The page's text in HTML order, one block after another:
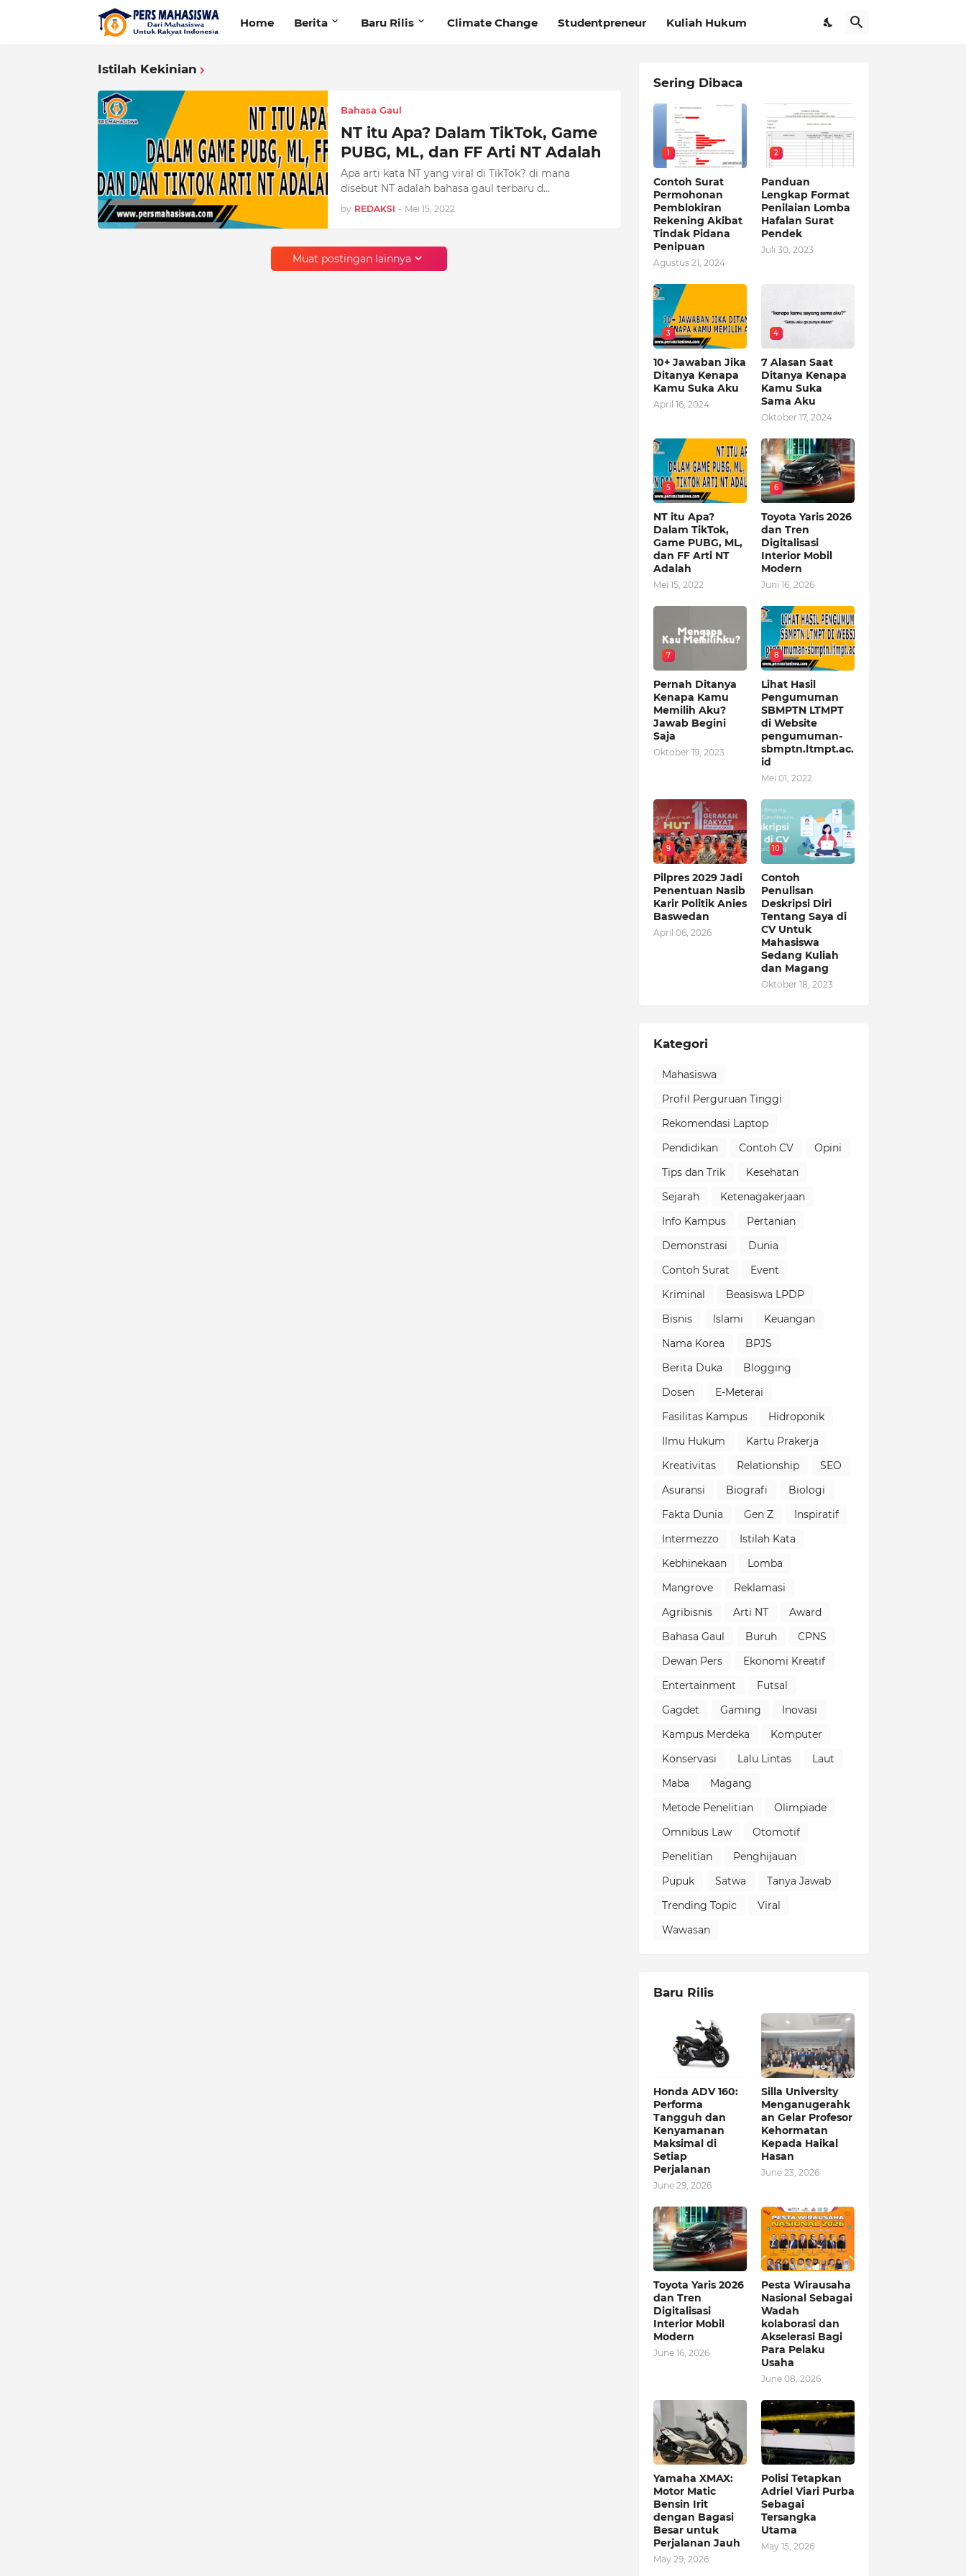
Home Berita Baru Rilis Climate Change Studentpreneur Kuliah Hukum
Istilah Kekinian
Bahasa Gaul
NT itu Apa? Dalam TikTok, Game
PUBG, ML, dan FF Arti NT Adalah
Apa arti kata NT yang viral di TikTok? di mana
disebut NT adalah bahasa gaul terbaru d…
by REDAKSI - Mei 15, 2022
Muat postingan lainnya
Sering Dibaca
1
Contoh Surat
Permohonan
Pemblokiran
Rekening Akibat
Tindak Pidana
Penipuan
Agustus 21, 2024
2
Panduan
Lengkap Format
Penilaian Lomba
Hafalan Surat
Pendek
Juli 30, 2023
3
10+ Jawaban Jika
Ditanya Kenapa
Kamu Suka Aku
April 16, 2024
4
7 Alasan Saat
Ditanya Kenapa
Kamu Suka
Sama Aku
Oktober 17, 2024
5
NT itu Apa?
Dalam TikTok,
Game PUBG, ML,
dan FF Arti NT
Adalah
Mei 15, 2022
6
Toyota Yaris 2026
dan Tren
Digitalisasi
Interior Mobil
Modern
Juni 16, 2026
7
Pernah Ditanya
Kenapa Kamu
Memilih Aku?
Jawab Begini
Saja
Oktober 19, 2023
8
Lihat Hasil
Pengumuman
SBMPTN LTMPT
di Website
pengumuman-
sbmptn.ltmpt.ac.
id
Mei 01, 2022
9
Pilpres 2029 Jadi
Penentuan Nasib
Karir Politik Anies
Baswedan
April 06, 2026
10
Contoh
Penulisan
Deskripsi Diri
Tentang Saya di
CV Untuk
Mahasiswa
Sedang Kuliah
dan Magang
Oktober 18, 2023
Kategori
Mahasiswa
Profil Perguruan Tinggi
Rekomendasi Laptop
Pendidikan
Contoh CV
Opini
Tips dan Trik
Kesehatan
Sejarah
Ketenagakerjaan
Info Kampus
Pertanian
Demonstrasi
Dunia
Contoh Surat
Event
Kriminal
Beasiswa LPDP
Bisnis
Islami
Keuangan
Nama Korea
BPJS
Berita Duka
Blogging
Dosen
E-Meterai
Fasilitas Kampus
Hidroponik
Ilmu Hukum
Kartu Prakerja
Kreativitas
Relationship
SEO
Asuransi
Biografi
Biologi
Fakta Dunia
Gen Z
Inspiratif
Intermezzo
Istilah Kata
Kebhinekaan
Lomba
Mangrove
Reklamasi
Agribisnis
Arti NT
Award
Bahasa Gaul
Buruh
CPNS
Dewan Pers
Ekonomi Kreatif
Entertainment
Futsal
Gagdet
Gaming
Inovasi
Kampus Merdeka
Komputer
Konservasi
Lalu Lintas
Laut
Maba
Magang
Metode Penelitian
Olimpiade
Omnibus Law
Otomotif
Penelitian
Penghijauan
Pupuk
Satwa
Tanya Jawab
Trending Topic
Viral
Wawasan
Baru Rilis
Honda ADV 160:
Performa
Tangguh dan
Kenyamanan
Maksimal di
Setiap
Perjalanan
June 29, 2026
Silla University
Menganugerahk
an Gelar Profesor
Kehormatan
Kepada Haikal
Hasan
June 23, 2026
Toyota Yaris 2026
dan Tren
Digitalisasi
Interior Mobil
Modern
June 16, 2026
Pesta Wirausaha
Nasional Sebagai
Wadah
kolaborasi dan
Akselerasi Bagi
Para Pelaku
Usaha
June 08, 2026
Yamaha XMAX:
Motor Matic
Bensin Irit
dengan Bagasi
Besar untuk
Perjalanan Jauh
May 29, 2026
Polisi Tetapkan
Adriel Viari Purba
Sebagai
Tersangka
Utama
May 15, 2026